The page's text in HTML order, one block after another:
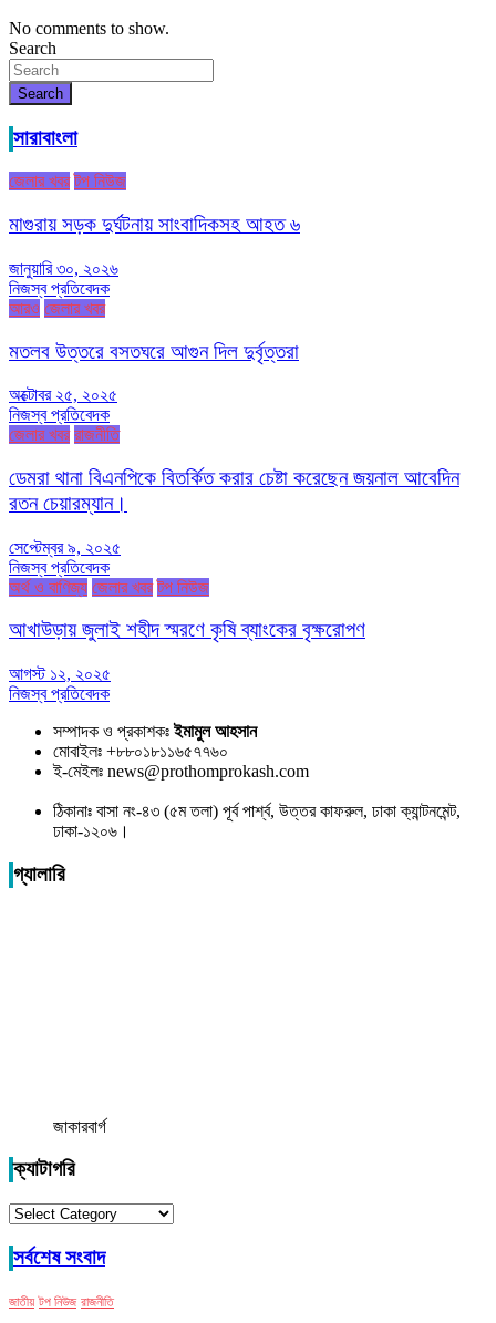
No comments to show.
Search
Search
সারাবাংলা
জেলার খবর টপ নিউজ
মাগুরায় সড়ক দুর্ঘটনায় সাংবাদিকসহ আহত ৬
জানুয়ারি ৩০, ২০২৬
নিজস্ব প্রতিবেদক
আরও জেলার খবর
মতলব উত্তরে বসতঘরে আগুন দিল দুর্বৃত্তরা
অক্টোবর ২৫, ২০২৫
নিজস্ব প্রতিবেদক
জেলার খবর রাজনীতি
ডেমরা থানা বিএনপিকে বিতর্কিত করার চেষ্টা করেছেন জয়নাল আবেদিন
রতন চেয়ারম্যান।
সেপ্টেম্বর ৯, ২০২৫
নিজস্ব প্রতিবেদক
অর্থ ও বাণিজ্য জেলার খবর টপ নিউজ
আখাউড়ায় জুলাই শহীদ স্মরণে কৃষি ব্যাংকের বৃক্ষরোপণ
আগস্ট ১২, ২০২৫
নিজস্ব প্রতিবেদক
সম্পাদক ও প্রকাশকঃইমামুল আহসান
মোবাইলঃ +৮৮০১৮১১৬৫৭৭৬০
ই-মেইলঃ news@prothomprokash.com
ঠিকানাঃ বাসা নং-৪৩ (৫ম তলা) পূর্ব পার্শ্ব, উত্তর কাফরুল, ঢাকা ক্যান্টনমেন্ট,
ঢাকা-১২০৬।
গ্যালারি
জাকারবার্গ
ক্যাটাগরি
ক্যাটাগরি
সর্বশেষ সংবাদ
জাতীয় টপ নিউজ রাজনীতি